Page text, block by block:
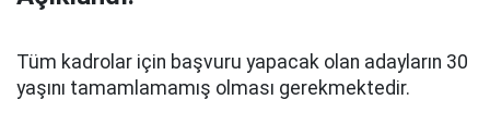
Tüm kadrolar için başvuru yapacak olan adayların 30
yaşını tamamlamamış olması gerekmektedir.